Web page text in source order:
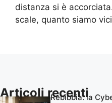
distanza si è
scale, quanto siamo
Articoli recenti
Rebibbia: la